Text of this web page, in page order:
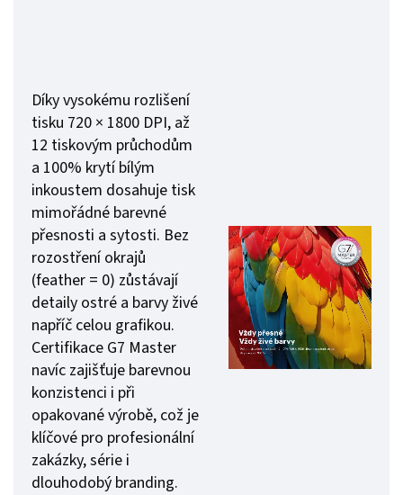
Díky vysokému rozlišení
tisku 720 × 1800 DPI, až
12 tiskovým průchodům
a 100% krytí bílým
inkoustem dosahuje tisk
mimořádné barevné
přesnosti a sytosti. Bez
rozostření okrajů
(feather = 0) zůstávají
detaily ostré a barvy živé
napříč celou grafikou.
Certifikace G7 Master
navíc zajišťuje barevnou
konzistenci i při
opakované výrobě, což je
klíčové pro profesionální
zakázky, série i
dlouhodobý branding.